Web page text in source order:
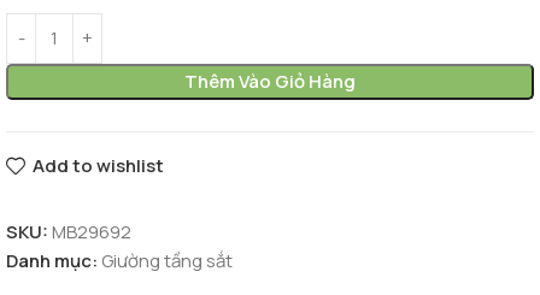
Thêm Vào Giỏ Hàng
Add to wishlist
SKU:MB29692
Danh mục: Giường tầng sắt